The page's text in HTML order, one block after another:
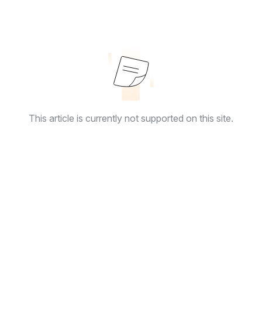
This article is currently not supported on this site.